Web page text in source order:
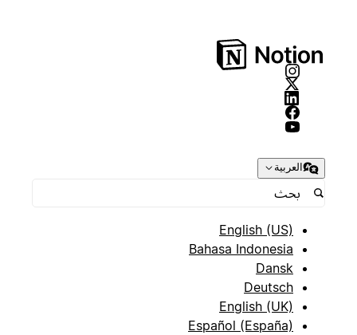
العربية
English (US)
Bahasa Indonesia
Dansk
Deutsch
English (UK)
Español (España)